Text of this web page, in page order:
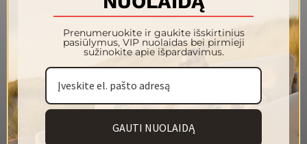
Prenumeruokite ir gaukite išskirtinius
pasiūlymus, VIP nuolaidas bei pirmieji
sužinokite apie išpardavimus.
GAUTI NUOLAIDĄ